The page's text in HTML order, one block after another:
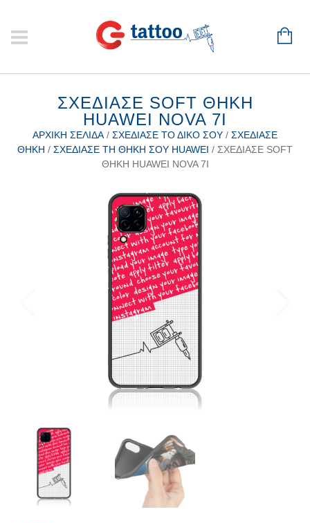
ΣΧΕΔΊΑΣΕ SOFT ΘΉΚΗ
HUAWEI NOVA 7I
ΑΡΧΙΚΉ ΣΕΛΊΔΑ / ΣΧΕΔΊΑΣΕ ΤΟ ΔΙΚΌ ΣΟΥ / ΣΧΕΔΊΑΣΕ
ΘΉΚΗ / ΣΧΕΔΊΑΣΕ ΤΗ ΘΉΚΗ ΣΟΥ HUAWEI / ΣΧΕΔΊΑΣΕ SOFT
ΘΉΚΗ HUAWEI NOVA 7I